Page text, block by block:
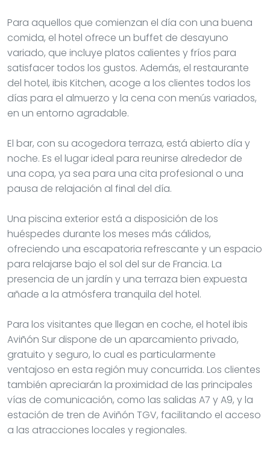
Para aquellos que comienzan el día con una buena
comida, el hotel ofrece un buffet de desayuno
variado, que incluye platos calientes y fríos para
satisfacer todos los gustos. Además, el restaurante
del hotel, ibis Kitchen, acoge a los clientes todos los
días para el almuerzo y la cena con menús variados,
en un entorno agradable.
El bar, con su acogedora terraza, está abierto día y
noche. Es el lugar ideal para reunirse alrededor de
una copa, ya sea para una cita profesional o una
pausa de relajación al final del día.
Una piscina exterior está a disposición de los
huéspedes durante los meses más cálidos,
ofreciendo una escapatoria refrescante y un espacio
para relajarse bajo el sol del sur de Francia. La
presencia de un jardín y una terraza bien expuesta
añade a la atmósfera tranquila del hotel.
Para los visitantes que llegan en coche, el hotel ibis
Aviñón Sur dispone de un aparcamiento privado,
gratuito y seguro, lo cual es particularmente
ventajoso en esta región muy concurrida. Los clientes
también apreciarán la proximidad de las principales
vías de comunicación, como las salidas A7 y A9, y la
estación de tren de Aviñón TGV, facilitando el acceso
a las atracciones locales y regionales.